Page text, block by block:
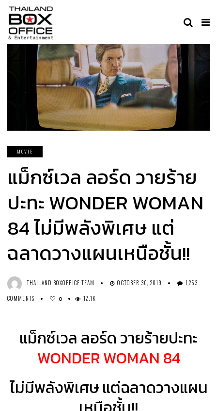
MOVIE
แม็กซ์เวล ลอร์ด วายร้าย
ปะทะ WONDER WOMAN
84 ไม่มีพลังพิเศษ แต่
ฉลาดวางแผนเหนือชั้น!!
THAILAND BOXOFFICE TEAM OCTOBER 30, 2019
1,253
COMMENTS
0 12.1K
แม็กซ์เวล ลอร์ด วายร้ายปะทะ
WONDER WOMAN 84
ไม่มีพลังพิเศษ แต่ฉลาดวางแผน